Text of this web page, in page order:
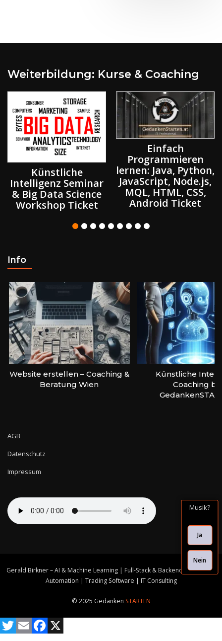
Weiterbildung: Kurse & Coaching
Künstliche
Intelligenz Seminar
& Big Data Science
Workshop Ticket
Einfach
Programmieren
lernen: Java, Python,
JavaScript, Node.js,
MQL, HTML, CSS,
Android Ticket
Info
Website erstellen – Coaching &
Beratung Wien
Künstliche
Coaching bei
AGB
Datenschutz
Impressum
Musik?
Ja
Nein
Gerald Birkner – AI & Machine Learning | Full-Stack & Backend Solutions |
Automation | Trading Software | IT Consulting
© 2025 Gedanken STARTEN